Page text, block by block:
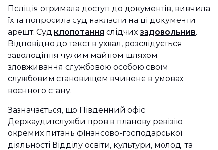
Поліція отримала доступ до документів, вивчила
їх та попросила суд накласти на ці документи
арешт. Суд клопотання слідчих задовольнив.
Відповідно до текстів ухвал, розслідується
заволодіння чужим майном шляхом
зловживання службовою особою своїм
службовим становищем вчинене в умовах
воєнного стану.
Зазначається, що Південний офіс
Держаудитслужби провів планову ревізію
окремих питань фінансово-господарської
діяльності Відділу освіти, культури, молоді та